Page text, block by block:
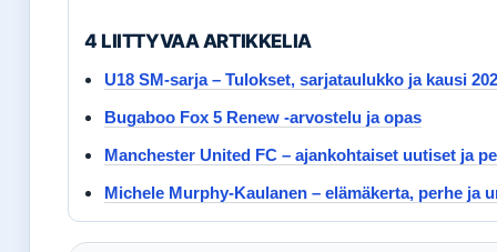
4 LIITTYVAA ARTIKKELIA
U18 SM-sarja – Tulokset, sarjataulukko ja kausi
Bugaboo Fox 5 Renew -arvostelu ja opas
Manchester United FC – ajankohtaiset uutiset ja
Michele Murphy-Kaulanen – elämäkerta, perhe ja